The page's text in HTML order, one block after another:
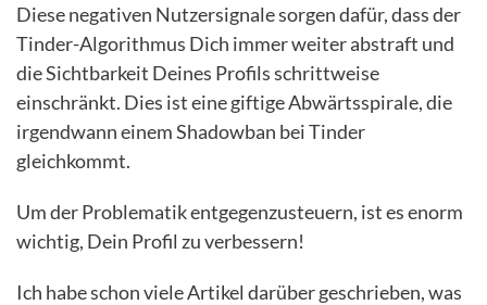
Diese negativen Nutzersignale sorgen dafür, dass der
Tinder-Algorithmus Dich immer weiter abstraft und
die Sichtbarkeit Deines Profils schrittweise
einschränkt. Dies ist eine giftige Abwärtsspirale, die
irgendwann einem Shadowban bei Tinder
gleichkommt.
Um der Problematik entgegenzusteuern, ist es enorm
wichtig, Dein Profil zu verbessern!
Ich habe schon viele Artikel darüber geschrieben, was